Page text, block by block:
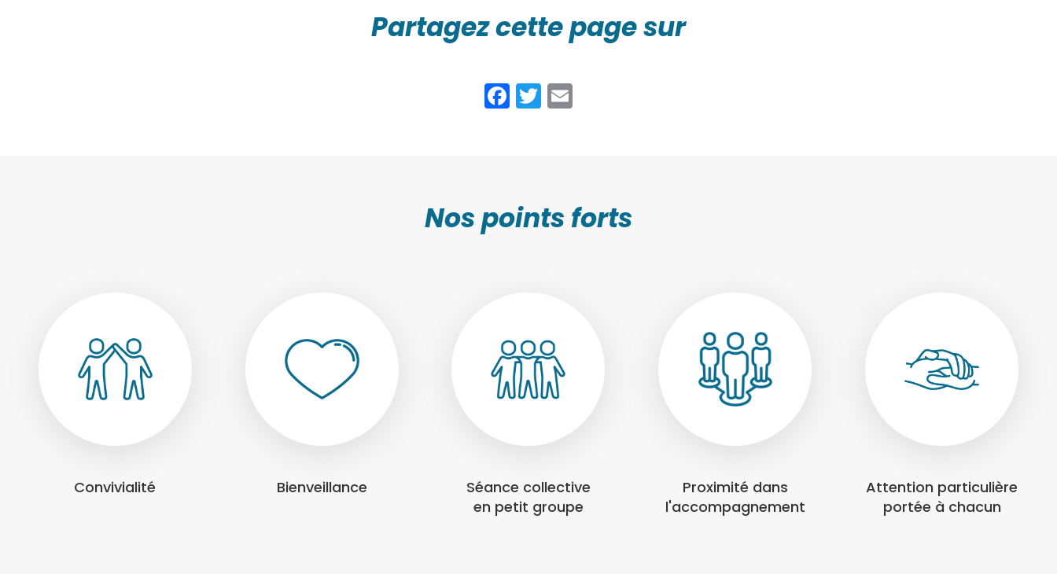
Partagez cette page sur
Facebook
Twitter
Nos points forts
Convivialité Bienveillance
Séance collective
en petit groupe
Proximité dans
l'accompagnement
Attention particulière
portée à chacun